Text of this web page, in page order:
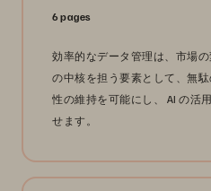
6 pages
効率的なデータ管理は、市場
の中核を担う要素として、無
性の維持を可能にし、 AI の活
せます。